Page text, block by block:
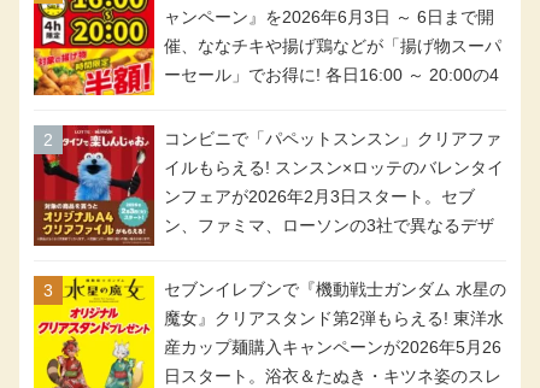
ャンペーン』を2026年6月3日 ～ 6日まで開
催、ななチキや揚げ鶏などが「揚げ物スーパ
ーセール」でお得に! 各日16:00 ～ 20:00の4
アメリカンドッグが税抜き69円!
コンビニで「パペットスンスン」クリアファ
イルもらえる! スンスン×ロッテのバレンタイ
ンフェアが2026年2月3日スタート。セブ
ン、ファミマ、ローソンの3社で異なるデザ
セブンイレブンで『機動戦士ガンダム 水星の
魔女』クリアスタンド第2弾もらえる! 東洋水
産カップ麺購入キャンペーンが2026年5月26
日スタート。浴衣＆たぬき・キツネ姿のスレ